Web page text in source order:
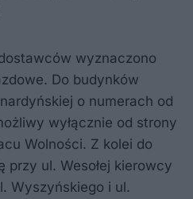
wyznaczono
Do budynków
o numerach od
wyłącznie od strony
Wolności. Z kolei do
przy ul. Wesołej kierowcy
Wyszyńskiego i ul.